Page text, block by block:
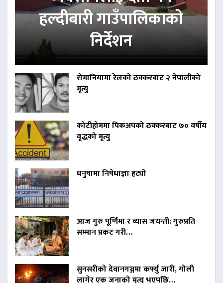
हल्दीबारी गाउँपालिकाको
निर्देशन
रोमानियामा रेलको ठक्करबाट २ नेपालीको
मृत्यु
कोटीहोममा पिकअपको ठक्करबाट ७० वर्षीय
वृद्धको मृत्यु
धनुषामा निषेधाज्ञा हट्यो
आज गुरु पूर्णिमा र व्यास जयन्ती: गुरुप्रति
सम्मान प्रकट गरी…
सुनसरीको देवानगञ्जमा कर्फ्यु जारी, गोली
लागेर एक जनाको मृत्यु भएपछि…